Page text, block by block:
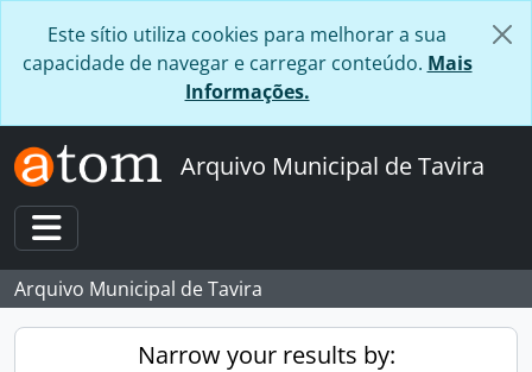
Este sítio utiliza cookies para melhorar a sua
capacidade de navegar e carregar conteúdo. Mais
Informações.
Arquivo Municipal de Tavira
Toggle navigation
Arquivo Municipal de Tavira
Narrow your results by: